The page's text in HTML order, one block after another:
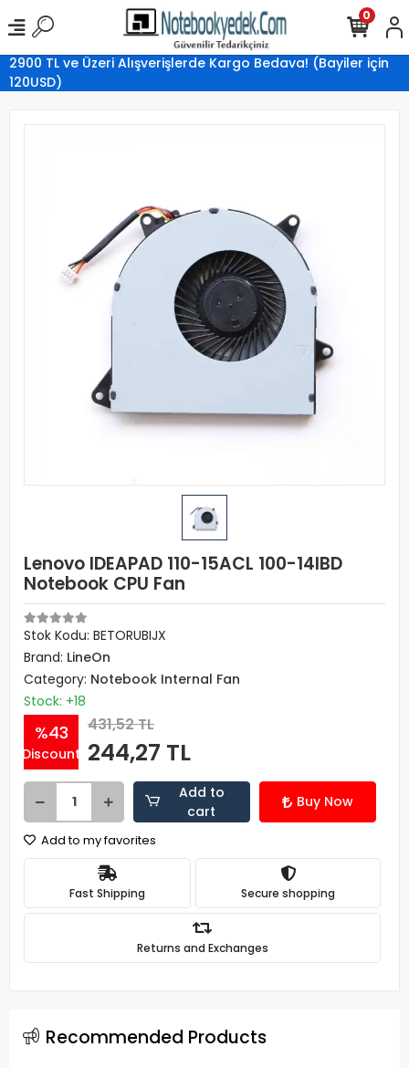
2900 TL ve Üzeri Alışverişlerde Kargo Bedava! (Bayiler için
120USD)
0
Lenovo IDEAPAD 110-15ACL 100-14IBD
Notebook CPU Fan
Stok Kodu: BETORUBIJX
Brand: LineOn
Category: Notebook Internal Fan
Stock: +18
%43
Discount
431,52 TL
244,27 TL
Add to
cart
Buy Now
Add to my favorites
Fast Shipping Secure shopping
Returns and Exchanges
Recommended Products